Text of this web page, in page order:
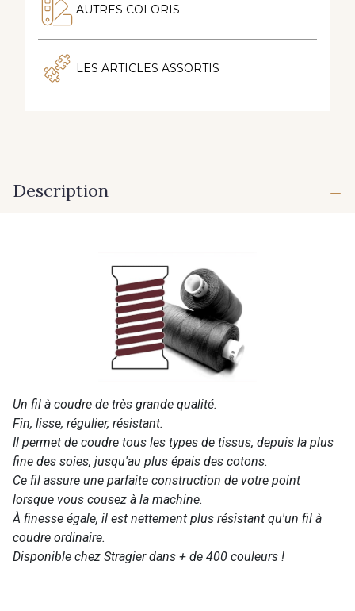
AUTRES COLORIS
LES ARTICLES ASSORTIS
Description
Un fil à coudre de très grande qualité.
Fin, lisse, régulier, résistant.
Il permet de coudre tous les types de tissus, depuis la plus
fine des soies, jusqu'au plus épais des cotons.
Ce fil assure une parfaite construction de votre point
lorsque vous cousez à la machine.
À finesse égale, il est nettement plus résistant qu'un fil à
coudre ordinaire.
Disponible chez Stragier dans + de 400 couleurs !